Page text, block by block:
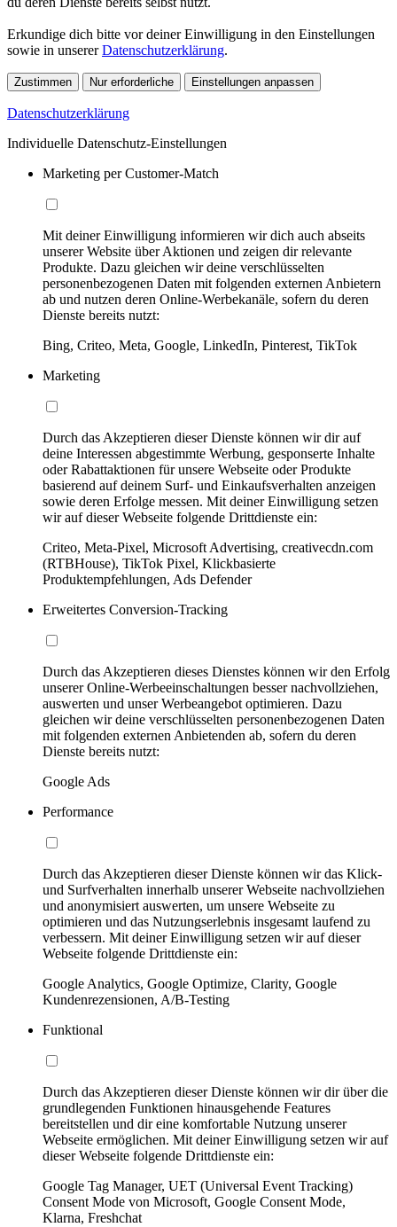
Erkundige dich bitte vor deiner Einwilligung in den Einstellungen
sowie in unsererDatenschutzerklärung.
Zustimmen Nur erforderliche Einstellungen anpassen
Datenschutzerklärung
Individuelle Datenschutz-Einstellungen
Marketing per Customer-Match
Mit deiner Einwilligung informieren wir dich auch abseits
unserer Website über Aktionen und zeigen dir relevante
Produkte. Dazu gleichen wir deine verschlüsselten
personenbezogenen Daten mit folgenden externen Anbietern
ab und nutzen deren Online-Werbekanäle, sofern du deren
Dienste bereits nutzt:
Bing, Criteo, Meta, Google, LinkedIn, Pinterest, TikTok
Marketing
Durch das Akzeptieren dieser Dienste können wir dir auf
deine Interessen abgestimmte Werbung, gesponserte Inhalte
oder Rabattaktionen für unsere Webseite oder Produkte
basierend auf deinem Surf- und Einkaufsverhalten anzeigen
sowie deren Erfolge messen. Mit deiner Einwilligung setzen
wir auf dieser Webseite folgende Drittdienste ein:
Criteo, Meta-Pixel, Microsoft Advertising, creativecdn.com
(RTBHouse), TikTok Pixel, Klickbasierte
Produktempfehlungen, Ads Defender
Erweitertes Conversion-Tracking
Durch das Akzeptieren dieses Dienstes können wir den Erfolg
unserer Online-Werbeeinschaltungen besser nachvollziehen,
auswerten und unser Werbeangebot optimieren. Dazu
gleichen wir deine verschlüsselten personenbezogenen Daten
mit folgenden externen Anbietenden ab, sofern du deren
Dienste bereits nutzt:
Google Ads
Performance
Durch das Akzeptieren dieser Dienste können wir das Klick-
und Surfverhalten innerhalb unserer Webseite nachvollziehen
und anonymisiert auswerten, um unsere Webseite zu
optimieren und das Nutzungserlebnis insgesamt laufend zu
verbessern. Mit deiner Einwilligung setzen wir auf dieser
Webseite folgende Drittdienste ein:
Google Analytics, Google Optimize, Clarity, Google
Kundenrezensionen, A/B-Testing
Funktional
Durch das Akzeptieren dieser Dienste können wir dir über die
grundlegenden Funktionen hinausgehende Features
bereitstellen und dir eine komfortable Nutzung unserer
Webseite ermöglichen. Mit deiner Einwilligung setzen wir auf
dieser Webseite folgende Drittdienste ein:
Google Tag Manager, UET (Universal Event Tracking)
Consent Mode von Microsoft, Google Consent Mode,
Klarna, Freshchat